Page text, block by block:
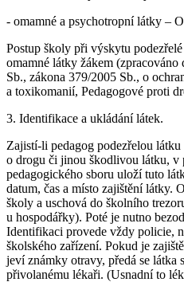
- omamné a psychotropní látky –
Postup školy při výskytu
omamné látky žákem
Sb., zákona 379/2005 Sb., o
a toxikomanií, Pedagogové proti
3. Identifikace a ukládání látek.
Zajistí-li pedagog podezřelou látku
o drogu či jinou škodlivou látku, v
pedagogického sboru uloží tuto
datum, čas a místo zajištění látky.
školy a uschová do školního
u hospodářky). Poté je nutno
Identifikaci provede vždy policie,
školského zařízení. Pokud je
jeví známky otravy, předá se látka
přivolanému lékaři. (Usnadní to